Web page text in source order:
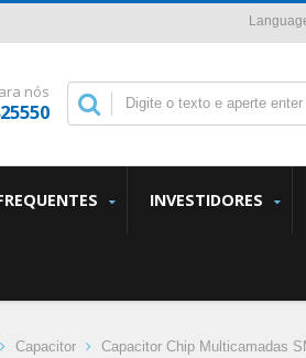
nós
INVESTIDORES
Capacitor Capacitor Chip Multicamadas